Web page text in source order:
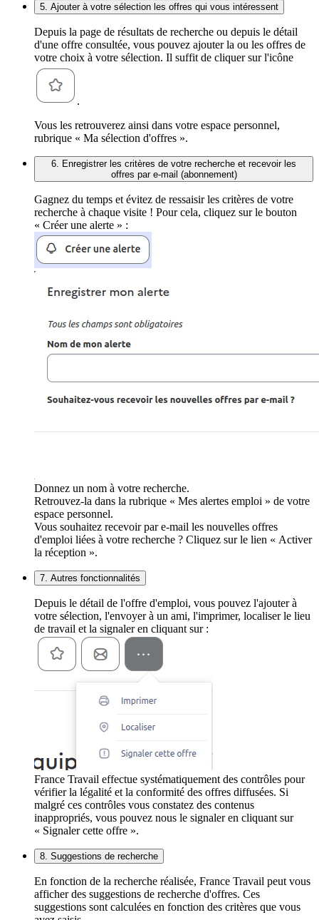
5. Ajouter à votre sélection les offres qui vous intéressent
Depuis la page de résultats de recherche ou depuis le détail
d'une offre consultée, vous pouvez ajouter la ou les offres de
votre choix à votre sélection. Il suffit de cliquer sur l'icône
.
Vous les retrouverez ainsi dans votre espace personnel,
rubrique « Ma sélection d'offres ».
6. Enregistrer les critères de votre recherche et recevoir les
offres par e-mail (abonnement)
Gagnez du temps et évitez de ressaisir les critères de votre
recherche à chaque visite ! Pour cela, cliquez sur le bouton
« Créer une alerte » :
Donnez un nom à votre recherche.
Retrouvez-la dans la rubrique « Mes alertes emploi » de votre
espace personnel.
Vous souhaitez recevoir par e-mail les nouvelles offres
d'emploi liées à votre recherche ? Cliquez sur le lien « Activer
la réception ».
7. Autres fonctionnalités
Depuis le détail de l'offre d'emploi, vous pouvez l'ajouter à
votre sélection, l'envoyer à un ami, l'imprimer, localiser le lieu
de travail et la signaler en cliquant sur :
France Travail effectue systématiquement des contrôles pour
vérifier la légalité et la conformité des offres diffusées. Si
malgré ces contrôles vous constatez des contenus
inappropriés, vous pouvez nous le signaler en cliquant sur
« Signaler cette offre ».
8. Suggestions de recherche
En fonction de la recherche réalisée, France Travail peut vous
afficher des suggestions de recherche d'offres. Ces
suggestions sont calculées en fonction des critères que vous